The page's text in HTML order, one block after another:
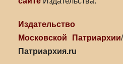
Издательство
Московской Патриархии/
Патриархия.ru